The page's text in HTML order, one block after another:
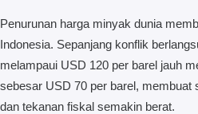
Penurunan harga minyak dunia
Indonesia. Sepanjang konflik
melampaui USD 120 per barel jauh
sebesar USD 70 per barel, membuat
dan tekanan fiskal semakin berat.